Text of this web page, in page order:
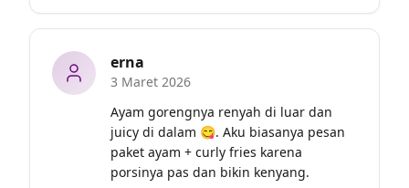
erna
3 Maret 2026
Ayam gorengnya renyah di luar dan
juicy di dalam 😋. Aku biasanya pesan
paket ayam + curly fries karena
porsinya pas dan bikin kenyang.